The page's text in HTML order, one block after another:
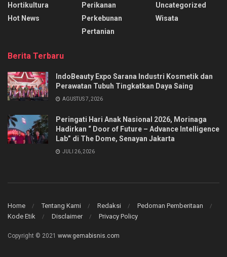
Hortikultura
Hot News
Perikanan
Perkebunan
Pertanian
Uncategorized
Wisata
Berita Terbaru
IndoBeauty Expo Sarana Industri Kosmetik dan
Perawatan Tubuh Tingkatkan Daya Saing
AGUSTUS 7, 2026
Peringati Hari Anak Nasional 2026, Morinaga
Hadirkan “ Door of Future – Advance Intelligence
Lab” di The Dome, Senayan Jakarta
JULI 26, 2026
Home Tentang Kami Redaksi
Pedoman Pemberitaan
Kode Etik
Disclaimer Privacy Policy
Copyright © 2021 www.gemabisnis.com